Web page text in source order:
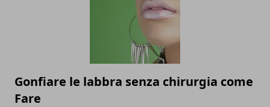
Gonfiare le labbra senza chirurgia come
Fare